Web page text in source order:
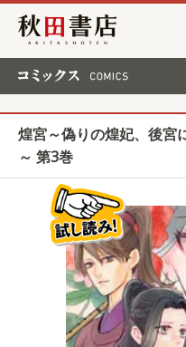
秋田書店
煌宮～偽りの煌妃、後宮
～ 第3巻